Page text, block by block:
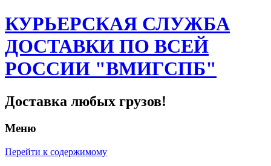
КУРЬЕРСКАЯ СЛУЖБА
ДОСТАВКИ ПО ВСЕЙ
РОССИИ "ВМИГСПБ"
Доставка любых грузов!
Меню
Перейти к содержимому